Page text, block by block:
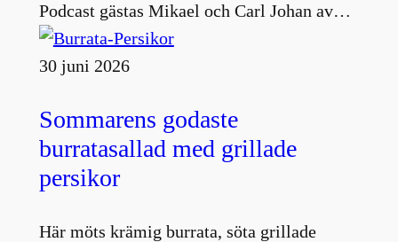
Podcast gästas Mikael och Carl Johan av…
30 juni 2026
Sommarens godaste
burratasallad med grillade
persikor
Här möts krämig burrata, söta grillade